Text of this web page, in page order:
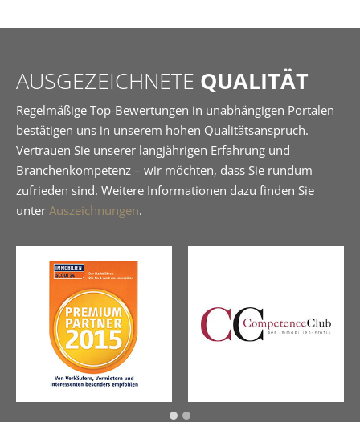
AUSGEZEICHNETE QUALITÄT
Regelmäßige Top-Bewertungen in unabhängigen Portalen
bestätigen uns in unserem hohen Qualitätsanspruch.
Vertrauen Sie unserer langjährigen Erfahrung und
Branchenkompetenz – wir möchten, dass Sie rundum
zufrieden sind. Weitere Informationen dazu finden Sie
unter Auszeichnungen.